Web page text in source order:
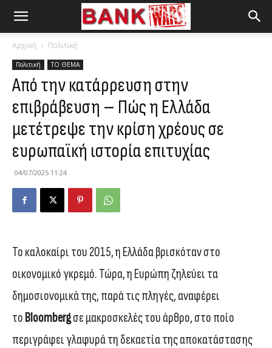
Αρχική Πολιτική
Πολιτική ΤΟ ΘΕΜΑ
Από την κατάρρευση στην
επιβράβευση – Πώς η Ελλάδα
μετέτρεψε την κρίση χρέους σε
ευρωπαϊκή ιστορία επιτυχίας
04/07/2025 11:24
Το καλοκαίρι του 2015, η Ελλάδα βρισκόταν στο
οικονομικό γκρεμό. Τώρα, η Ευρώπη ζηλεύει τα
δημοσιονομικά της, παρά τις πληγές, αναφέρει
το Bloombergσε μακροσκελές του άρθρο, στο ποίο
περιγράφει γλαφυρά τη δεκαετία της αποκατάστασης